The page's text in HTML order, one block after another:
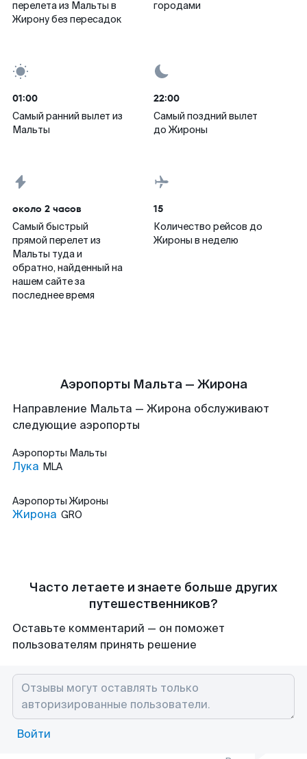
перелета из Мальты в
Жирону без пересадок
городами
01:00
Самый ранний вылет из
Мальты
22:00
Самый поздний вылет
до Жироны
около 2 часов
Самый быстрый
прямой перелет из
Мальты туда и
обратно, найденный на
нашем сайте за
последнее время
15
Количество рейсов до
Жироны в неделю
Аэропорты Мальта — Жирона
Направление Мальта — Жирона обслуживают
следующие аэропорты
Аэропорты Мальты
Лука MLA
Аэропорты Жироны
Жирона GRO
Часто летаете и знаете больше других
путешественников?
Оставьте комментарий — он поможет
пользователям принять решение
Войти